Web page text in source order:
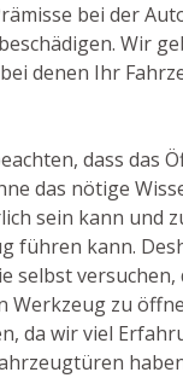
bei der
Wir
denen Ihr
dass das
das nötige
sein kann und
führen kann.
selbst
Werkzeug zu
da wir viel